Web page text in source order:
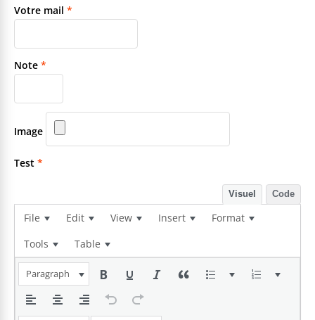
Votre mail *
Note *
Image
Test *
Visuel Code
File Edit View Insert
Format
Tools
Table
Paragraph